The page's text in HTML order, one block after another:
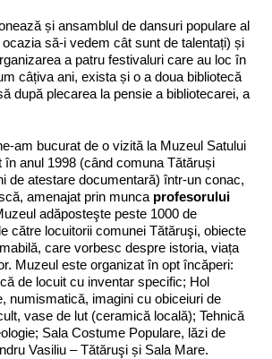
și ansamblul de dansuri populare al
să-i vedem cât sunt de talentați) și
a patru festivaluri care au loc în
câțiva ani, exista și o a doua bibliotecă
după plecarea la pensie a bibliotecarei, a
am bucurat de o vizită la Muzeul Satului
în anul 1998 (când comuna Tătăruși
de atestare documentară) într-un conac,
amenajat prin munca profesorului
adăposteşte peste 1000 de
către locuitorii comunei Tătăruşi, obiecte
care vorbesc despre istoria, viața
Muzeul este organizat în opt încăperi:
de locuit cu inventar specific; Hol
numismatică, imagini cu obiceiuri de
vase de lut (ceramică locală); Tehnică
Sala Costume Populare, lăzi de
Vasiliu – Tătăruşi și Sala Mare.